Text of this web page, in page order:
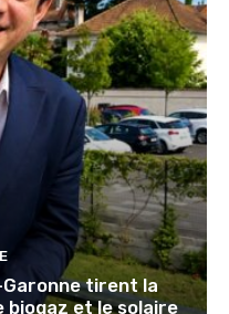
tirent la
biogaz et le solaire